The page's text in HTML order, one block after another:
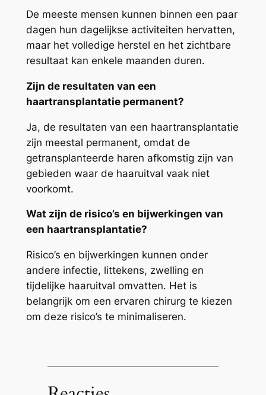
De meeste mensen kunnen binnen een paar
dagen hun dagelijkse activiteiten hervatten,
maar het volledige herstel en het zichtbare
resultaat kan enkele maanden duren.
Zijn de resultaten van een
haartransplantatie permanent?
Ja, de resultaten van een haartransplantatie
zijn meestal permanent, omdat de
getransplanteerde haren afkomstig zijn van
gebieden waar de haaruitval vaak niet
voorkomt.
Wat zijn de risico’s en bijwerkingen van
een haartransplantatie?
Risico’s en bijwerkingen kunnen onder
andere infectie, littekens, zwelling en
tijdelijke haaruitval omvatten. Het is
belangrijk om een ervaren chirurg te kiezen
om deze risico’s te minimaliseren.